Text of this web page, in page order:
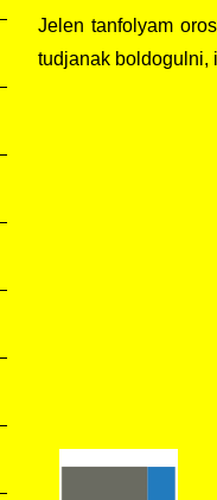
Jelen tanfolyam
tudjanak boldogulni,